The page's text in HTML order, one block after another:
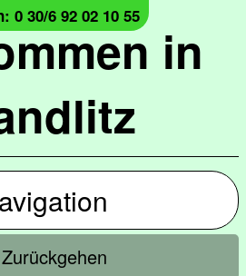
in
0 30/6 92 02 10 55